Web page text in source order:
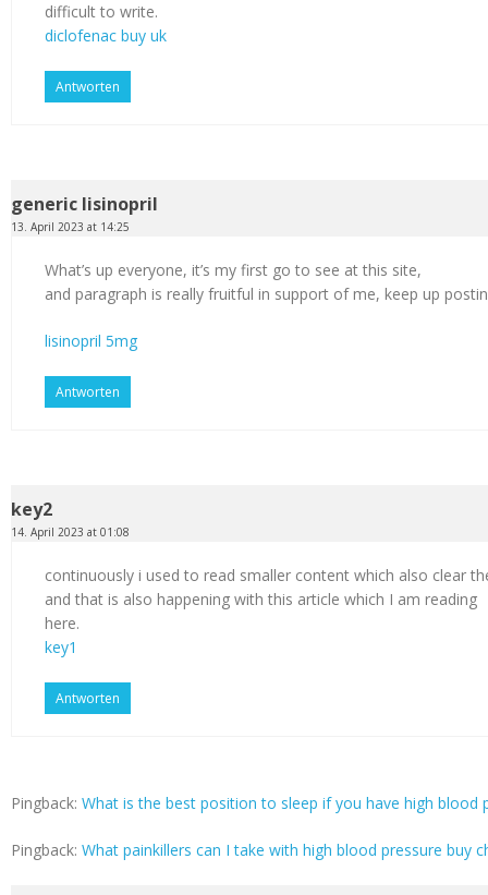
difficult to write.
diclofenac buy uk
Antworten
generic lisinopril
13. April 2023 at 14:25
What’s up everyone, it’s my first go to see at this site,
and paragraph is really fruitful in support of me, keep up
lisinopril 5mg
Antworten
key2
14. April 2023 at 01:08
continuously i used to read smaller content which also clear
and that is also happening with this article which I am reading
here.
key1
Antworten
Pingback: What is the best position to sleep if you have high blood
Pingback: What painkillers can I take with high blood pressure buy